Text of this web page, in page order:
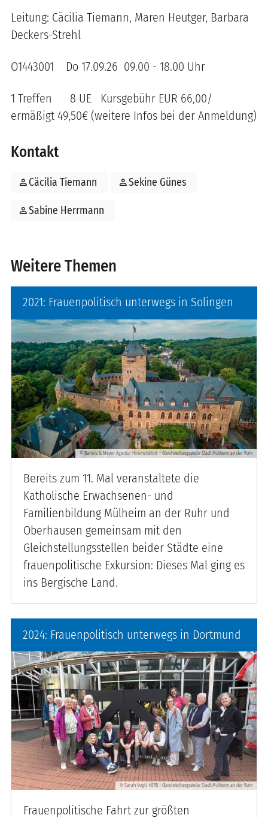
Leitung: Cäcilia Tiemann, Maren Heutger, Barbara
Deckers-Strehl
O1443001 Do 17.09.26 09.00 - 18.00 Uhr
1 Treffen 8 UE Kursgebühr EUR 66,00/
ermäßigt 49,50€ (weitere Infos bei der Anmeldung)
Kontakt
personCäcilia Tiemann personSekine Günes
personSabine Herrmann
Weitere Themen
2021: Frauenpolitisch unterwegs in Solingen
© Bartels & Meyer Agentur Himmelsblick | Gleichstellungsstelle Stadt Mülheim an der Ruhr
Bereits zum 11. Mal veranstaltete die
Katholische Erwachsenen- und
Familienbildung Mülheim an der Ruhr und
Oberhausen gemeinsam mit den
Gleichstellungsstellen beider Städte eine
frauenpolitische Exkursion: Dieses Mal ging es
ins Bergische Land.
2024: Frauenpolitisch unterwegs in Dortmund
© Sarah Vogt/ KEFB | Gleichstellungsstelle Stadt Mülheim an der Ruhr
Frauenpolitische Fahrt zur größten